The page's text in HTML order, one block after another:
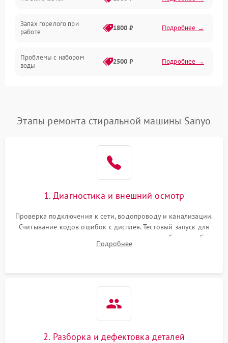
Запах горелого при
работе
1800 ₽ Подробнее →
Проблемы с набором
воды
2500 ₽ Подробнее →
Замена платы управления Подробнее →
Этапы ремонта стиральной машины Sanyo
1. Диагностика и внешний осмотр
Проверка подключения к сети, водопроводу и канализации.
Считывание кодов ошибок с дисплея. Тестовый запуск для
выявления посторонних шумов, протечек или сбоев в работе
электронного модуля управления.
Подробнее
2. Разборка и дефектовка деталей